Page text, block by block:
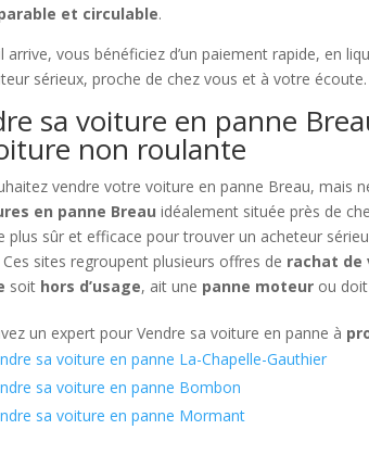
et circulable.
arrive, vous bénéficiez d’un paiement rapide, en
sérieux, proche de chez vous et à votre écoute.
sa voiture en panne
non roulante
vendre votre voiture en panne Breau, mais
en panne Breau idéalement située près de
plus sûr et efficace pour trouver un acheteur
sites regroupent plusieurs offres de rachat de
soit hors d’usage, ait une panne moteur ou
un expert pour Vendre sa voiture en panne à
sa voiture en panne La-Chapelle-Gauthier
sa voiture en panne Bombon
sa voiture en panne Mormant